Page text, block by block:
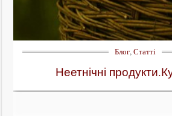
Блог,Статті
Неетнічні